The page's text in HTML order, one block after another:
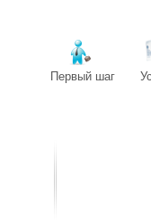
Первый шаг